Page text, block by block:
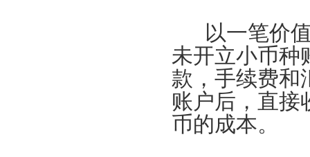
以一笔价值
未开立小币种
款，手续费和
账户后，直接
币的成本。